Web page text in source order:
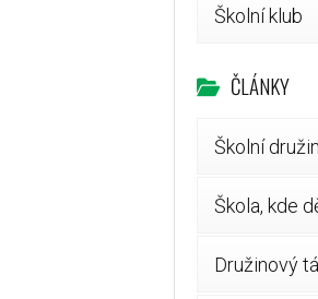
Školní klub
ČLÁNKY
Školní
Škola, kde
Družinový